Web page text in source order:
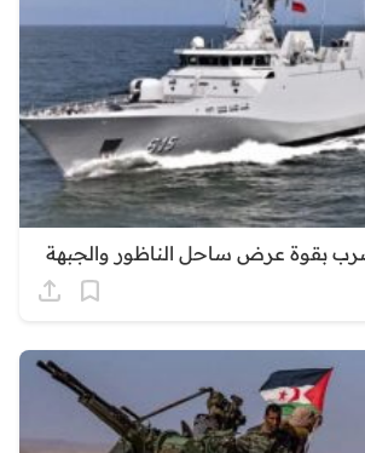
بقوة عرض ساحل الناظور والجبهة